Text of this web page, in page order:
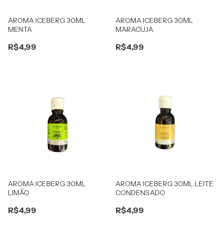
AROMA ICEBERG 30ML
MENTA
R$4,99
AROMA ICEBERG 30ML
MARACUJA
R$4,99
AROMA ICEBERG 30ML
LIMÃO
R$4,99
AROMA ICEBERG 30ML LEITE
CONDENSADO
R$4,99